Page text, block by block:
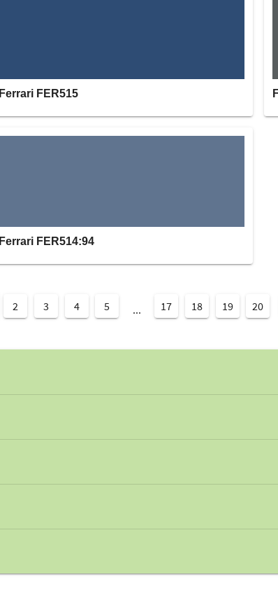
Ferrari FER515
Ferrari FER514:94
2 3 4 5 ... 17 18 19 20